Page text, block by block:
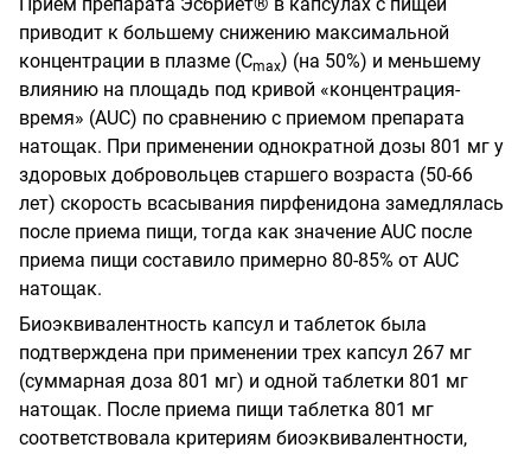
приводит к большему снижению максимальной
концентрации в плазме (Сmах) (на 50%) и меньшему
влиянию на площадь под кривой «концентрация-
время» (AUC) по сравнению с приемом препарата
натощак. При применении однократной дозы 801 мг у
здоровых добровольцев старшего возраста (50-66
лет) скорость всасывания пирфенидона замедлялась
после приема пищи, тогда как значение AUC после
приема пищи составило примерно 80-85% от AUC
натощак.
Биоэквивалентность капсул и таблеток была
подтверждена при применении трех капсул 267 мг
(суммарная доза 801 мг) и одной таблетки 801 мг
натощак. После приема пищи таблетка 801 мг
соответствовала критериям биоэквивалентности,